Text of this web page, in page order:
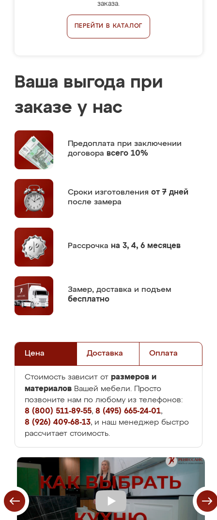
заказа.
ПЕРЕЙТИ В КАТАЛОГ
Ваша выгода при
заказе у нас
Предоплата при заключении
договора всего 10%
Сроки изготовления от 7 дней
после замера
Рассрочка на 3, 4, 6 месяцев
Замер, доставка и подъем
бесплатно
Цена Доставка Оплата
Стоимость зависит от размеров и
материалов Вашей мебели. Просто
позвоните нам по любому из телефонов:
8 (800) 511-89-55, 8 (495) 665-24-01,
8 (926) 409-68-13, и наш менеджер быстро
рассчитает стоимость.